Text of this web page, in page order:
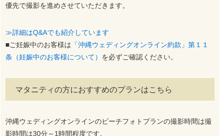
優先で撮影を進めさせていただきます。
≫詳細はQ&Aでも紹介しています
■ご妊娠中のお客様は 「沖縄ウェディングオンライン約款」第１１
条（妊娠中のお客様について） を必ずご確認ください。
マタニティの方におすすめのプランはこちら
沖縄ウェディングオンラインのビーチフォトプランの撮影時間は撮
影時間は30分～1時間程度です。